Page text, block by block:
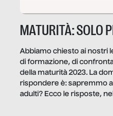
MATURITÀ: SOLO
Abbiamo chiesto ai nostri
di formazione, di
della maturità 2023. La
rispondere è: sapremmo
adulti? Ecco le risposte,